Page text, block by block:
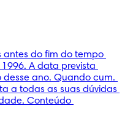
antes do fim do tempo
A data prevista
ano. Quando cum.
a todas as suas dúvidas
Conteúdo